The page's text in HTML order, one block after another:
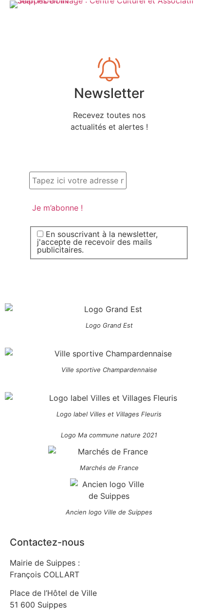
Newsletter
Recevez toutes nos
actualités et alertes !
En souscrivant à la newsletter,
j'accepte de recevoir des mails
publicitaires.
Logo Grand Est
Ville sportive Champardennaise
Logo label Villes et Villages Fleuris
Logo Ma commune nature 2021
Marchés de France
Ancien logo Ville de Suippes
Contactez-nous
Mairie de Suippes :
François COLLART
Place de l’Hôtel de Ville
51 600 Suippes